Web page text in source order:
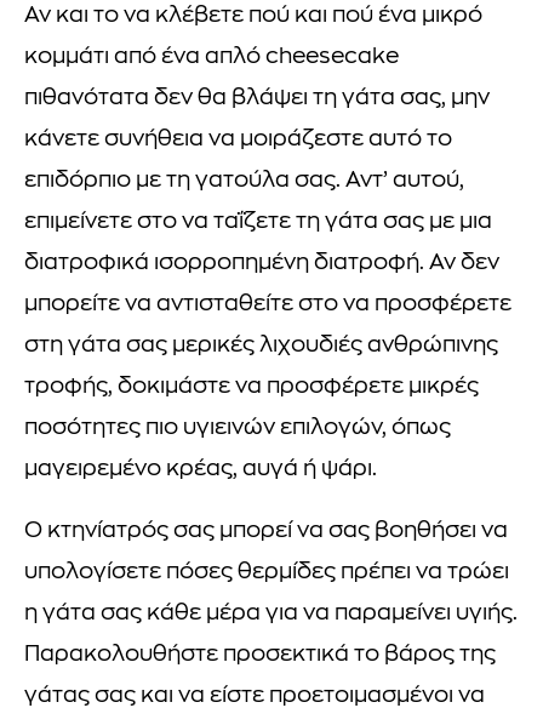
Αν και το να κλέβετε πού και πού ένα μικρό
κομμάτι από ένα απλό cheesecake
πιθανότατα δεν θα βλάψει τη γάτα σας, μην
κάνετε συνήθεια να μοιράζεστε αυτό το
επιδόρπιο με τη γατούλα σας. Αντ’ αυτού,
επιμείνετε στο να ταΐζετε τη γάτα σας με μια
διατροφικά ισορροπημένη διατροφή. Αν δεν
μπορείτε να αντισταθείτε στο να προσφέρετε
στη γάτα σας μερικές λιχουδιές ανθρώπινης
τροφής, δοκιμάστε να προσφέρετε μικρές
ποσότητες πιο υγιεινών επιλογών, όπως
μαγειρεμένο κρέας, αυγά ή ψάρι.
Ο κτηνίατρός σας μπορεί να σας βοηθήσει να
υπολογίσετε πόσες θερμίδες πρέπει να τρώει
η γάτα σας κάθε μέρα για να παραμείνει υγιής.
Παρακολουθήστε προσεκτικά το βάρος της
γάτας σας και να είστε προετοιμασμένοι να